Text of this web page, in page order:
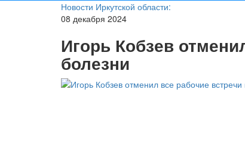
Новости Иркутской области:
08 декабря 2024
Игорь Кобзев
болезни